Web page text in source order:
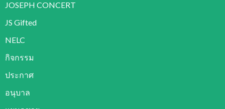
JOSEPH CONCERT
JS Gifted
NELC
กิจกรรม
ประกาศ
อนุบาล